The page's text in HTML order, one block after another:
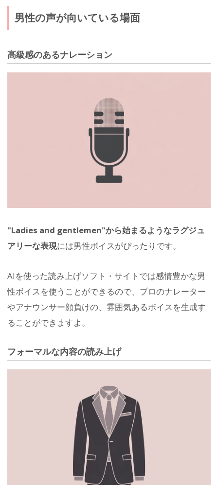
男性の声が向いている場面
高級感のあるナレーション
"Ladies and gentlemen"から始まるようなラグジュ
アリーな表現には男性ボイスがぴったりです。
AIを使った読み上げソフト・サイトでは感情豊かな男
性ボイスを使うことができるので、プロのナレーター
やアナウンサー顔負けの、雰囲気あるボイスを生成す
ることができますよ。
フォーマルな内容の読み上げ